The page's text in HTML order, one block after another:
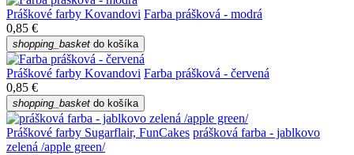
Práškové farby Kovandovi Farba prášková - modrá
0,85 €
shopping_basket do košíka
Práškové farby Kovandovi Farba prášková - červená
0,85 €
shopping_basket do košíka
Práškové farby Sugarflair, FunCakes prášková farba - jablkovo
zelená /apple green/